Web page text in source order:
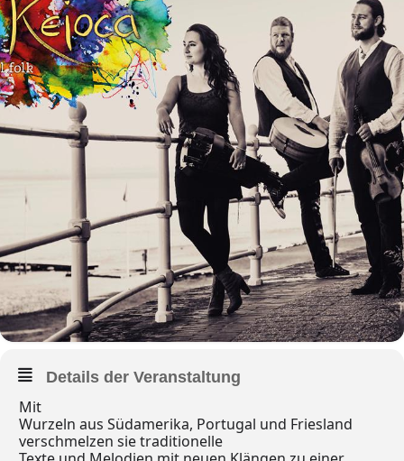
Details der Veranstaltung
Mit
Wurzeln aus Südamerika, Portugal und Friesland
verschmelzen sie traditionelle